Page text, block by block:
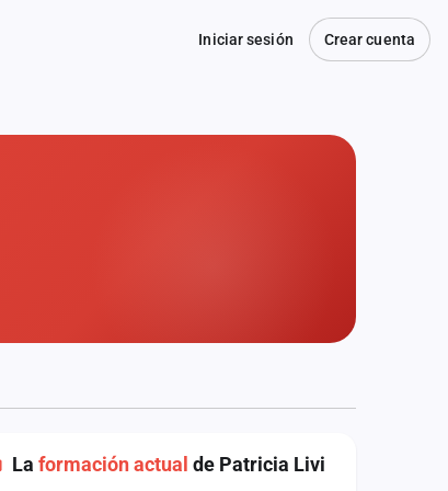
Iniciar sesión Crear cuenta
La formación actual de Patricia Livi